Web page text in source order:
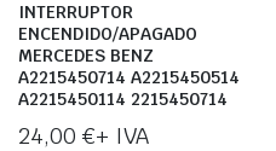
INTERRUPTOR
ENCENDIDO/APAGADO
MERCEDES BENZ
A2215450714 A2215450514
A2215450114 2215450714
24,00 €+ IVA